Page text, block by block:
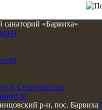
«Барвиха»
Специалисты
р-н, пос. Барвиха